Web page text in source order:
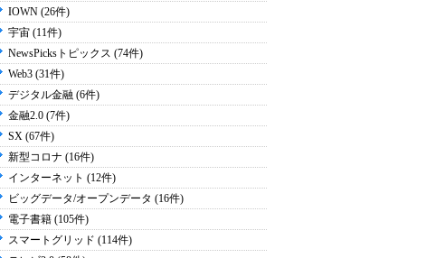
IOWN (26件)
宇宙 (11件)
NewsPicksトピックス (74件)
Web3 (31件)
デジタル金融 (6件)
金融2.0 (7件)
SX (67件)
新型コロナ (16件)
インターネット (12件)
ビッグデータ/オープンデータ (16件)
電子書籍 (105件)
スマートグリッド (114件)